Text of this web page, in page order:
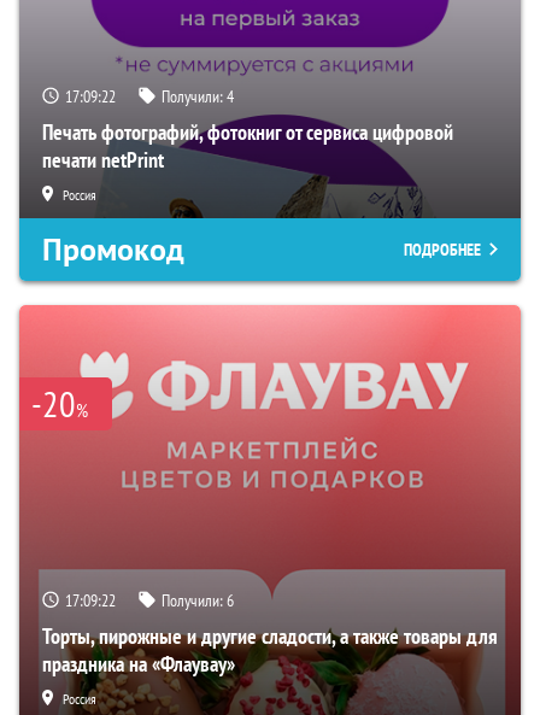
17:09:21 Получили:4
Печать фотографий, фотокниг от сервиса цифровой
печати netPrint
Россия
Промокод ПОДРОБНЕЕ
-20%
17:09:21 Получили:6
Торты, пирожные и другие сладости, а также товары для
праздника на «Флаувау»
Россия